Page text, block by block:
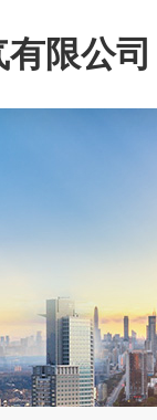
限公司